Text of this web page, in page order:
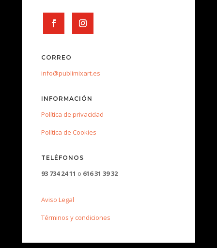
CORREO
info@publimixart.es
INFORMACIÓN
Política de privacidad
Política de Cookies
TELÉFONOS
93 734 24 11 o 616 31 39 32
Aviso Legal
Términos y condiciones